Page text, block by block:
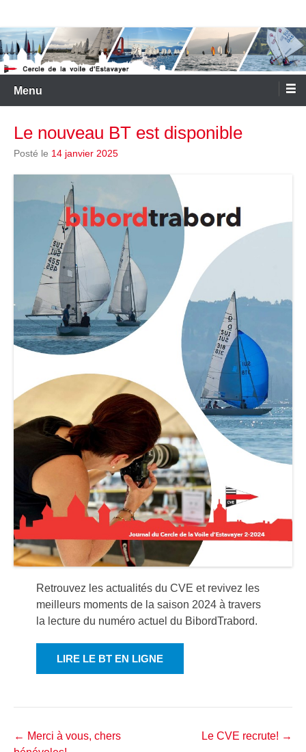
contenu
Cercle de la Voile d'Estavayer
Menu
Le nouveau BT est disponible
Posté le 14 janvier 2025
Retrouvez les actualités du CVE et revivez les
meilleurs moments de la saison 2024 à travers
la lecture du numéro actuel du BibordTrabord.
LIRE LE BT EN LIGNE
Navigation
← Merci à vous, chers
Le CVE recrute! →